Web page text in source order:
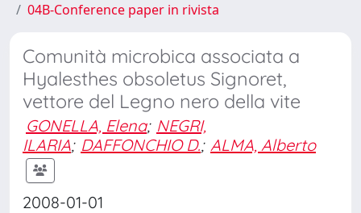
04B-Conference paper in rivista
Comunità microbica associata a
Hyalesthes obsoletus Signoret,
vettore del Legno nero della vite
GONELLA, Elena; NEGRI,
ILARIA; DAFFONCHIO D.; ALMA, Alberto
2008-01-01